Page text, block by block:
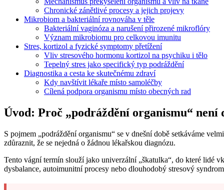
Chronické zánětlivé procesy a jejich projevy
Mikrobiom a bakteriální rovnováha v těle
Bakteriální vaginóza a narušení přirozené mikroflóry
Význam mikrobiomu pro celkovou imunitu
Stres, kortizol a fyzické symptomy přetížení
Vliv stresového hormonu kortizol na psychiku i tělo
Tepelný stres jako specifický typ podráždění
Diagnostika a cesta ke skutečnému zdraví
Kdy navštívit lékaře místo samoléčby
Cílená podpora organismu místo obecných rad
Úvod: Proč „podráždění organismu“ není
S pojmem „podráždění organismu“ se v dnešní době setkáváme
zdůraznit, že se nejedná o žádnou lékařskou diagnózu.
Tento vágní termín slouží jako univerzální „škatulka“, do které lidé
dysbalance, autoimunitní procesy nebo dlouhodobý stresový